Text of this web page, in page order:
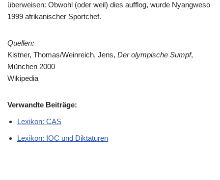
überweisen: Obwohl (oder weil) dies aufflog, wurde Nyangweso
1999 afrikanischer Sportchef.
Quellen:
Kistner, Thomas/Weinreich, Jens, Der olympische Sumpf,
München 2000
Wikipedia
Verwandte Beiträge:
Lexikon: CAS
Lexikon: IOC und Diktaturen